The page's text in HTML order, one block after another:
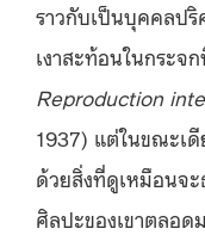
ราวกับเป็นบุคคลปริ
เงาสะท้อนในกระจ
Reproduction
1937) แต่ในขณะเ
ด้วยสิ่งที่ดูเหมือนจะ
ศิลปะของเขาตลอด